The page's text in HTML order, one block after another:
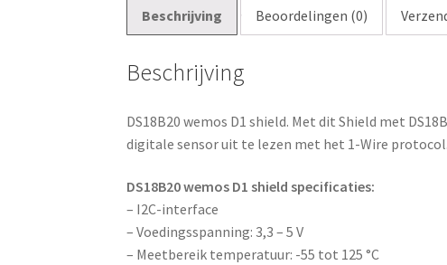
Beschrijving Beoordelingen (0)
Beschrijving
DS18B20 wemos D1 shield. Met dit Shield met
digitale sensor uit te lezen met het 1-Wire
DS18B20 wemos D1 shield specificaties:
– I2C-interface
– Voedingsspanning: 3,3 – 5 V
– Meetbereik temperatuur: -55 tot 125 °C